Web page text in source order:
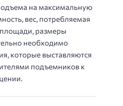
на максимальную
вес, потребляемая
размеры
необходимо
которые выставляются
подъемников к